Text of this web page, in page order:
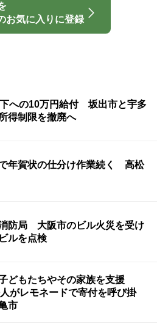
お気に入りに登録
への10万円給付 坂出市と宇多
得制限を撤廃へ
年賀状の仕分け作業続く 高松
防局 大阪市のビル火災を受け
ルを点検
どもたちやその家族を支援
がレモネードで寄付を呼び掛
市